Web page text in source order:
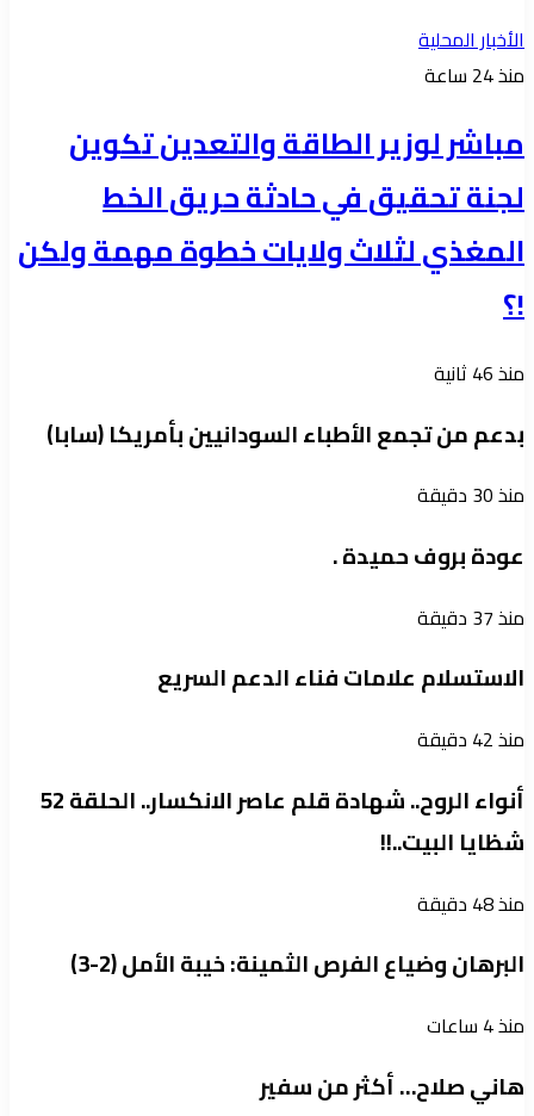
الأخبار المحلية
منذ 24 ساعة
مباشر لوزير الطاقة والتعدين تكوين
لجنة تحقيق في حادثة حريق الخط
المغذي لثلاث ولايات خطوة مهمة ولكن
!؟
منذ 46 ثانية
بدعم من تجمع الأطباء السودانيين بأمريكا (سابا)
منذ 30 دقيقة
عودة بروف حميدة .
منذ 37 دقيقة
الاستسلام علامات فناء الدعم السريع
منذ 42 دقيقة
أنواء الروح.. شهادة قلم عاصر الانكسار.. الحلقة 52
شظايا البيت..!!
منذ 48 دقيقة
البرهان وضياع الفرص الثمينة: خيبة الأمل (2-3)
منذ 4 ساعات
هاني صلاح… أكثر من سفير